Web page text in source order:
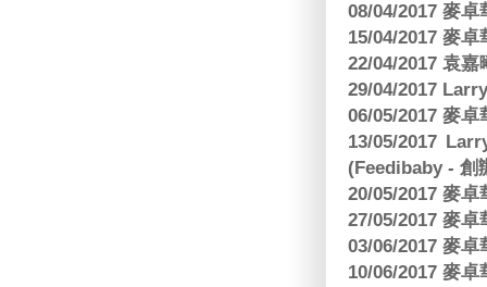
08/04/2017 麥
15/04/2017 麥
22/04/2017 袁
29/04/2017
06/05/2017 麥
13/05/2017
(Feedibaby - 創
20/05/2017 麥
27/05/2017 麥
03/06/2017 麥
10/06/2017 麥